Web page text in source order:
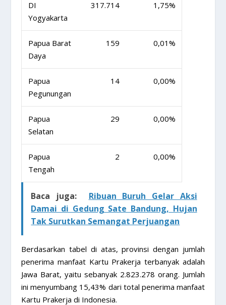
DI
Yogyakarta
317.714 1,75%
Papua Barat
Daya
159 0,01%
Papua
Pegunungan
14 0,00%
Papua
Selatan
29 0,00%
Papua
Tengah
2 0,00%
Baca juga:
Ribuan Buruh Gelar Aksi
Damai di Gedung Sate Bandung, Hujan
Tak Surutkan Semangat Perjuangan
Berdasarkan tabel di atas, provinsi dengan jumlah
penerima manfaat Kartu Prakerja terbanyak adalah
Jawa Barat, yaitu sebanyak 2.823.278 orang. Jumlah
ini menyumbang 15,43% dari total penerima manfaat
Kartu Prakerja di Indonesia.